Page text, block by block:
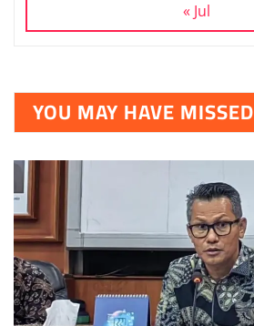
« Jul
YOU MAY HAVE MISSED